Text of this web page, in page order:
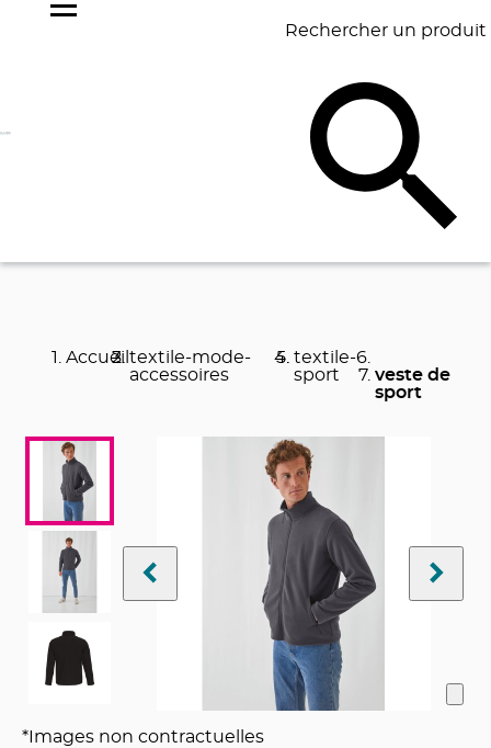
Rechercher un produit
BAGAGERIE BUREAU
Accueil textile-mode-
accessoires
textile-
sport
veste de
sport
*Images non contractuelles